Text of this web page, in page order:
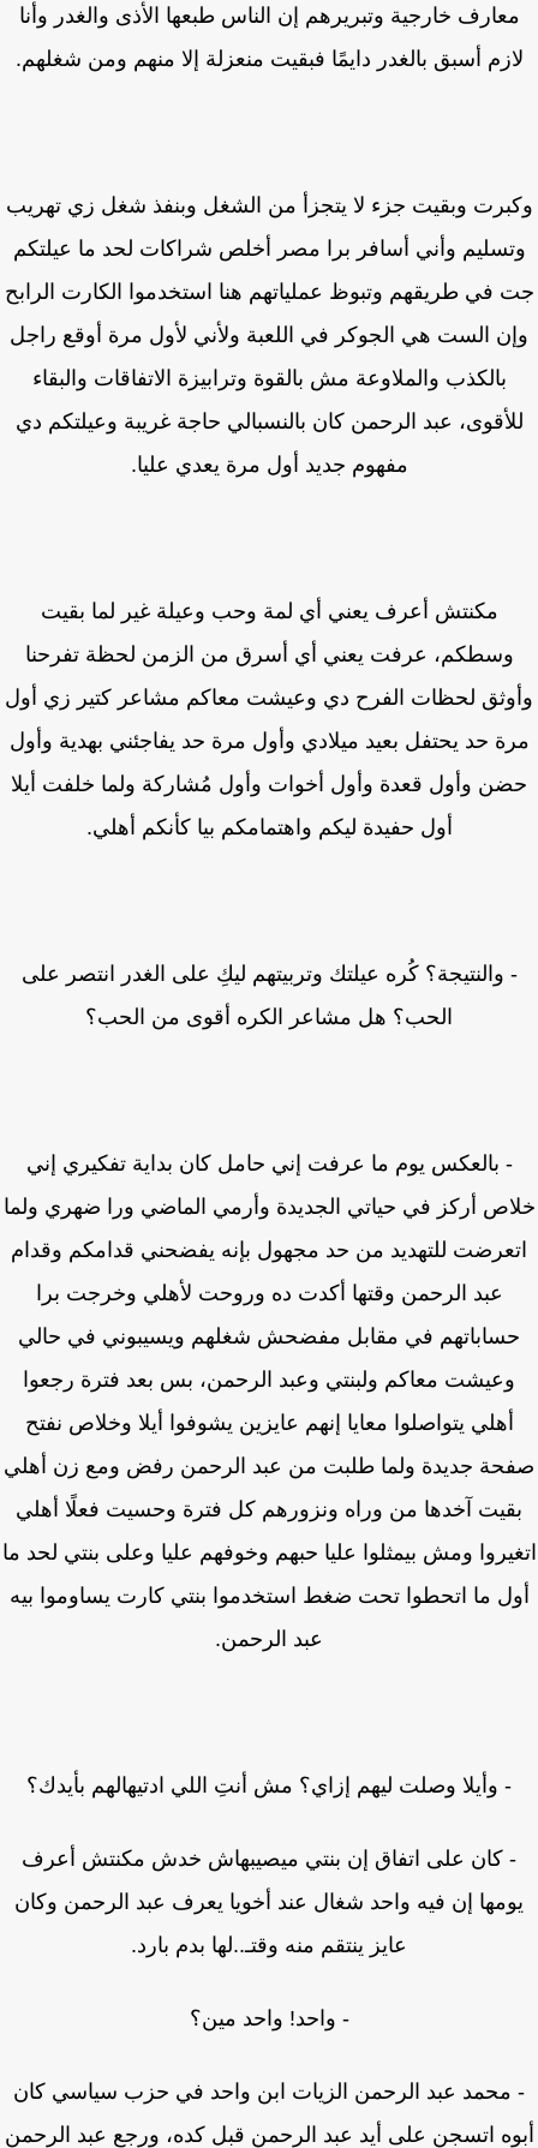
خارجية وتبريرهم إن الناس طبعها الأذى والغدر وأنا
أسبق بالغدر دايمًا فبقيت منعزلة إلا منهم ومن شغلهم.
وبقيت جزء لا يتجزأ من الشغل وبنفذ شغل زي تهريب
وأني أسافر برا مصر أخلص شراكات لحد ما عيلتكم
في طريقهم وتبوظ عملياتهم هنا استخدموا الكارت الرابح
الست هي الجوكر في اللعبة ولأني لأول مرة أوقع راجل
بالكذب والملاوعة مش بالقوة وترابيزة الاتفاقات والبقاء
عبد الرحمن كان بالنسبالي حاجة غريبة وعيلتكم دي
مفهوم جديد أول مرة يعدي عليا.
مكنتش أعرف يعني أي لمة وحب وعيلة غير لما بقيت
وسطكم، عرفت يعني أي أسرق من الزمن لحظة تفرحنا
لحظات الفرح دي وعيشت معاكم مشاعر كتير زي أول
حد يحتفل بعيد ميلادي وأول مرة حد يفاجئني بهدية وأول
وأول قعدة وأول أخوات وأول مُشاركة ولما خلفت أيلا
أول حفيدة ليكم واهتمامكم بيا كأنكم أهلي.
- والنتيجة؟ كُره عيلتك وتربيتهم ليكِ على الغدر انتصر على
الحب؟ هل مشاعر الكره أقوى من الحب؟
- بالعكس يوم ما عرفت إني حامل كان بداية تفكيري إني
أركز في حياتي الجديدة وأرمي الماضي ورا ضهري ولما
للتهديد من حد مجهول بإنه يفضحني قدامكم وقدام
عبد الرحمن وقتها أكدت ده وروحت لأهلي وخرجت برا
في مقابل مفضحش شغلهم ويسيبوني في حالي
وعيشت معاكم ولبنتي وعبد الرحمن، بس بعد فترة رجعوا
أهلي يتواصلوا معايا إنهم عايزين يشوفوا أيلا وخلاص نفتح
جديدة ولما طلبت من عبد الرحمن رفض ومع زن أهلي
آخدها من وراه ونزورهم كل فترة وحسيت فعلًا أهلي
ومش بيمثلوا عليا حبهم وخوفهم عليا وعلى بنتي لحد ما
ما اتحطوا تحت ضغط استخدموا بنتي كارت يساوموا بيه
عبد الرحمن.
- وأيلا وصلت ليهم إزاي؟ مش أنتِ اللي ادتيهالهم بأيدك؟
- كان على اتفاق إن بنتي ميصيبهاش خدش مكنتش أعرف
إن فيه واحد شغال عند أخويا يعرف عبد الرحمن وكان
عايز ينتقم منه وقتـ..لها بدم بارد.
- واحد! واحد مين؟
محمد عبد الرحمن الزيات ابن واحد في حزب سياسي كان
اتسجن على أيد عبد الرحمن قبل كده، ورجع عبد الرحمن